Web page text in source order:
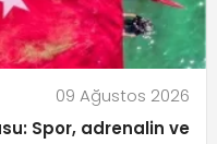
09 Ağustos 2026
Spor, adrenalin ve